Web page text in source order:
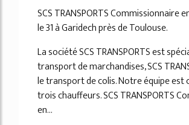
SCS TRANSPORTS Commissionnaire
le 31 à Garidech près de Toulouse.
La société SCS TRANSPORTS est
transport de marchandises, SCS
le transport de colis. Notre équipe est
trois chauffeurs. SCS TRANSPORTS
en...